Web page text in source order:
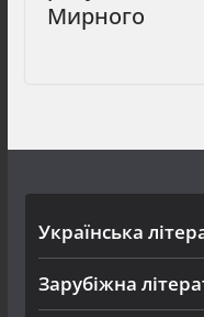
Мирного
Українська
Зарубіжна